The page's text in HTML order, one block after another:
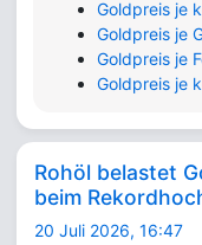
Goldpreis je
Goldpreis je
Goldpreis je
Goldpreis je
Rohöl belastet
beim
20 Juli 2026, 16:47